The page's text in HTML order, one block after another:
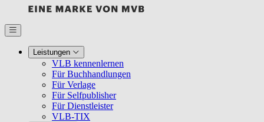
Leistungen
VLB kennenlernen
Für Buchhandlungen
Für Verlage
Für Selfpublisher
Für Dienstleister
VLB-TIX